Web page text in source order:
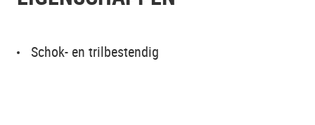
Schok- en trilbestendig